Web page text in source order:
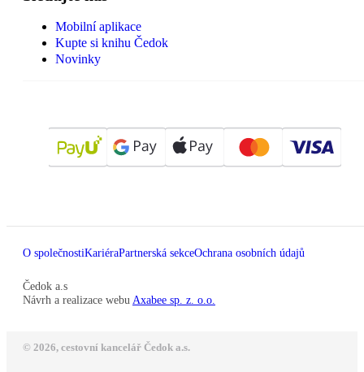
Mobilní aplikace
Kupte si knihu Čedok
Novinky
O společnostiKariéraPartnerská sekceOchrana osobních údajů
Čedok a.s
Návrh a realizace webu Axabee sp. z. o.o.
© 2026, cestovní kancelář Čedok a.s.